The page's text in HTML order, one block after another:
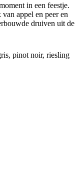
in een feestje.
appel en peer en
druiven uit de
pinot noir, riesling